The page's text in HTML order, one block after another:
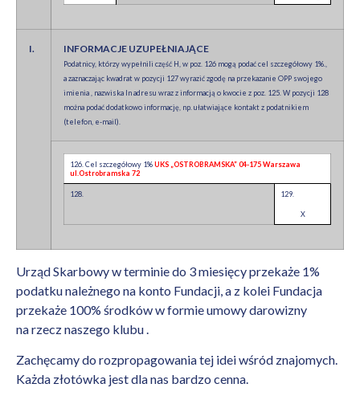
I. INFORMACJE UZUPEŁNIAJĄCE
Podatnicy, którzy wypełnili część H, w poz. 126 mogą podać cel szczegółowy 1%.,
a zaznaczając kwadrat w pozycji 127 wyrazić zgodę na przekazanie OPP swojego
imienia , nazwiska In adresu wraz z informacją o kwocie z poz. 125. W pozycji 128
można podać dodatkowo informację, np. ułatwiające kontakt z podatnikiem
(telefon, e-mail).
126. Cel szczegółowy 1%UKS „OSTROBRAMSKA” 04-175 Warszawa
ul.Ostrobramska 72
128. 129.
X
Urząd Skarbowy w terminie do 3 miesięcy przekaże 1%
podatku należnego na konto Fundacji, a z kolei Fundacja
przekaże 100% środków w formie umowy darowizny
na rzecz naszego klubu .
Zachęcamy do rozpropagowania tej idei wśród znajomych.
Każda złotówka jest dla nas bardzo cenna.